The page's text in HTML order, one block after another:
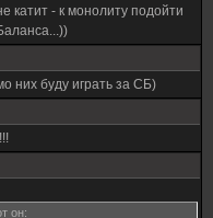
катит - к монолиту подойти
них буду играть за СБ)
он: